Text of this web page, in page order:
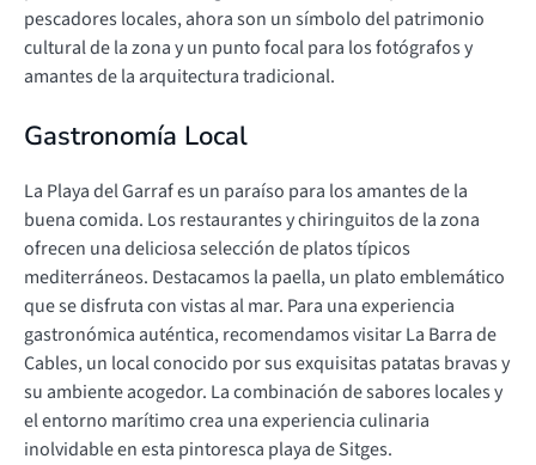
pescadores locales, ahora son un símbolo del patrimonio
cultural de la zona y un punto focal para los fotógrafos y
amantes de la arquitectura tradicional.
Gastronomía Local
La Playa del Garraf es un paraíso para los amantes de la
buena comida. Los restaurantes y chiringuitos de la zona
ofrecen una deliciosa selección de platos típicos
mediterráneos. Destacamos la paella, un plato emblemático
que se disfruta con vistas al mar. Para una experiencia
gastronómica auténtica, recomendamos visitar La Barra de
Cables, un local conocido por sus exquisitas patatas bravas y
su ambiente acogedor. La combinación de sabores locales y
el entorno marítimo crea una experiencia culinaria
inolvidable en esta pintoresca playa de Sitges.